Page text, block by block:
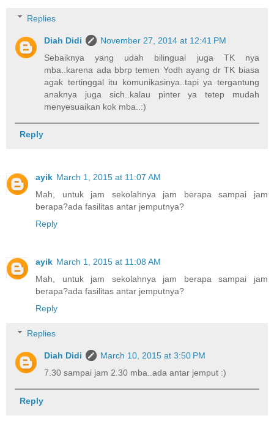
Replies
Diah Didi
November 27, 2014 at 12:41 PM
Sebaiknya yang udah bilingual juga TK nya
mba..karena ada bbrp temen Yodh ayang dr TK biasa
agak tertinggal itu komunikasinya..tapi ya tergantung
anaknya juga sich..kalau pinter ya tetep mudah
menyesuaikan kok mba..:)
Reply
ayik March 1, 2015 at 11:07 AM
Mah, untuk jam sekolahnya jam berapa sampai jam
berapa?ada fasilitas antar jemputnya?
Reply
ayik March 1, 2015 at 11:08 AM
Mah, untuk jam sekolahnya jam berapa sampai jam
berapa?ada fasilitas antar jemputnya?
Reply
Replies
Diah Didi
March 10, 2015 at 3:50 PM
7.30 sampai jam 2.30 mba..ada antar jemput :)
Reply